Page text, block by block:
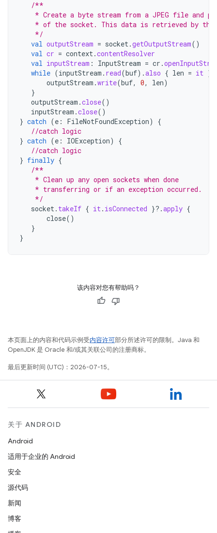
/**
* Create a byte stream from a JPEG file and
* of the socket. This data is retrieved by the
    */
val outputStream = socket.getOutputStream()
val cr = context.contentResolver
val inputStream : InputStream = cr .
while (inputStream . read(buf).also { len = it }
outputStream .write(buf, 0, len)
}
outputStream .close()
inputStream .close()
} catch (e : FileNotFoundException)
{
//catch logic
} catch (e : IOException)
{
//catch logic
} finally {
/**
    * Clean up any open sockets when done
    * transferring or if an exception occurred.
    */
socket. takeIf { it. isConnected }?.apply {
close()
}
}
该内容对您有帮助吗？
本页面上的内容和代码示例受内容许可部分所述许可的限制。Java 和
OpenJDK 是 Oracle 和/或其关联公司的注册商标。
最后更新时间 (UTC)：2026-07-15。
关于 ANDROID
Android
适用于企业的 Android
安全
源代码
新闻
博客